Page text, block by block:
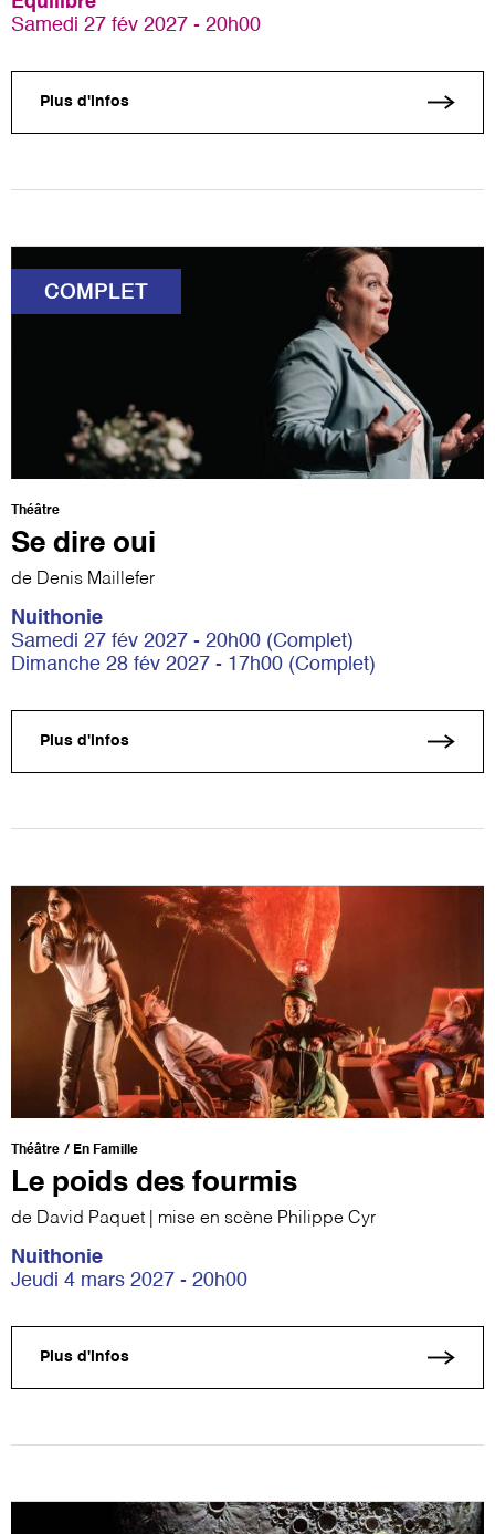
Samedi 27 fév 2027 - 20h00
Plus d'infos
COMPLET
Théâtre
Se dire oui
de Denis Maillefer
Nuithonie
Samedi 27 fév 2027 - 20h00 (Complet)
Dimanche 28 fév 2027 - 17h00 (Complet)
Plus d'infos
Théâtre En Famille
Le poids des fourmis
de David Paquet | mise en scène Philippe Cyr
Nuithonie
Jeudi 4 mars 2027 - 20h00
Plus d'infos